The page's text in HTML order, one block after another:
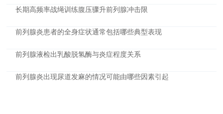
长期高频率战绳训练腹压骤升前列腺冲击限
前列腺炎患者的全身症状通常包括哪些典型表现
前列腺液检出乳酸脱氢酶与炎症程度关系
前列腺炎出现尿道发麻的情况可能由哪些因素引起